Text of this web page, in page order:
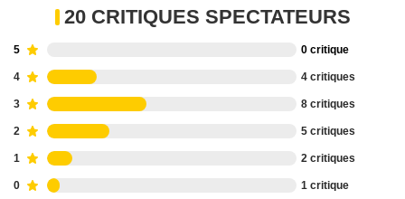
20 CRITIQUES SPECTATEURS
5 0 critique
4 4 critiques
3 8 critiques
2 5 critiques
1 2 critiques
0 1 critique